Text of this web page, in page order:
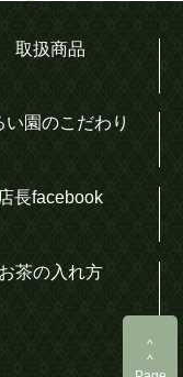
^
^
取扱商品
い園のこだわり
店長facebook
お茶の入れ方